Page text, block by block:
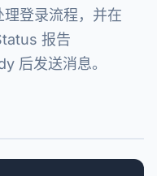
登录流程，并在
报告
后发送消息。